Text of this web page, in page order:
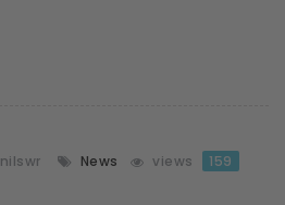
News views 159